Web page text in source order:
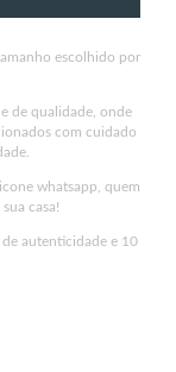
escolhido por
de qualidade, onde
com cuidado
whatsapp, quem
casa!
autenticidade e 10